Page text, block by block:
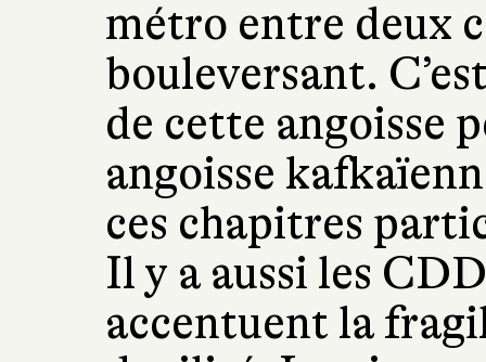
métro entre deux
bouleversant.
de cette angoisse
angoisse
ces chapitres
Il y a aussi les
accentuent la